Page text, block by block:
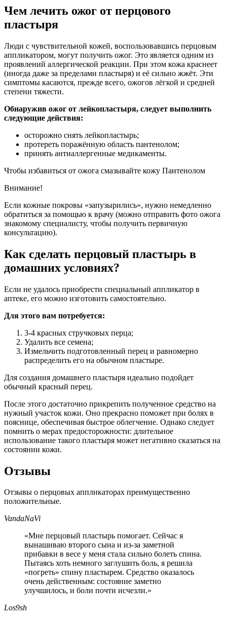
Чем лечить ожог от перцового
пластыря
Люди с чувствительной кожей, воспользовавшись перцовым
аппликатором, могут получить ожог. Это является одним из
проявлений аллергической реакции. При этом кожа краснеет
(иногда даже за пределами пластыря) и её сильно жжёт. Эти
симптомы касаются, прежде всего, ожогов лёгкой и средней
степени тяжести.
Обнаружив ожог от лейкопластыря, следует выполнить
следующие действия:
осторожно снять лейкопластырь;
протереть поражённую область пантенолом;
принять антиаллергенные медикаменты.
Чтобы избавиться от ожога смазывайте кожу Пантенолом
Внимание!
Если кожные покровы «запузырились», нужно немедленно
обратиться за помощью к врачу (можно отправить фото ожога
знакомому специалисту, чтобы получить первичную
консультацию).
Как сделать перцовый пластырь в
домашних условиях?
Если не удалось приобрести специальный аппликатор в
аптеке, его можно изготовить самостоятельно.
Для этого вам потребуется:
3-4 красных стручковых перца;
Удалить все семена;
Измельчить подготовленный перец и равномерно
распределить его на обычном пластыре.
Для создания домашнего пластыря идеально подойдет
обычный красный перец.
После этого достаточно прикрепить полученное средство на
нужный участок кожи. Оно прекрасно поможет при болях в
пояснице, обеспечивая быстрое облегчение. Однако следует
помнить о мерах предосторожности: длительное
использование такого пластыря может негативно сказаться на
состоянии кожи.
Отзывы
Отзывы о перцовых аппликаторах преимущественно
положительные.
VandaNaVi
«Мне перцовый пластырь помогает. Сейчас я
вынашиваю второго сына и из-за заметной
прибавки в весе у меня стала сильно болеть спина.
Пытаясь хоть немного заглушить боль, я решила
«погреть» спину пластырем. Средство оказалось
очень действенным: состояние заметно
улучшилось, и боли почти исчезли.»
Los9sh